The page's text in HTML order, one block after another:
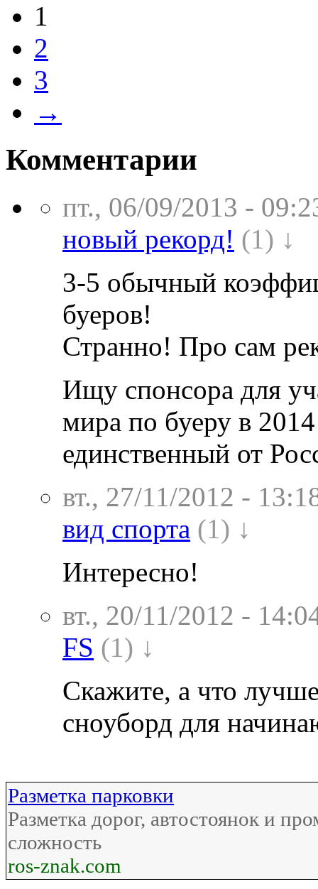
1
2
3
→
Комментарии
пт., 06/09/2013 -
новый рекорд! (1) ↓
3-5 обычный
буеров!
Странно! Про сам
Ищу спонсора для
мира по буеру в
единственный от
вт., 27/11/2012 -
вид спорта (1) ↓
Интересно!
вт., 20/11/2012 -
FS (1) ↓
Скажите, а что
сноуборд для
Разметка парковки
Разметка дорог, автостоянок и
сложность
ros-znak.com